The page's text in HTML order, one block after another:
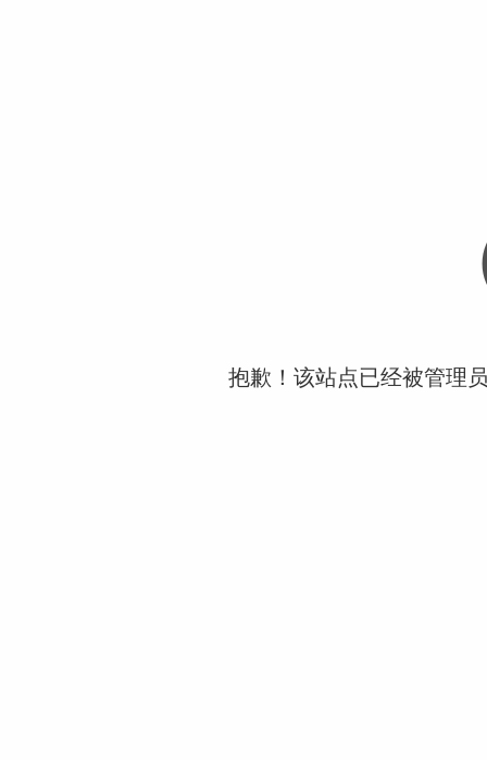
抱歉！该站点已经被管理